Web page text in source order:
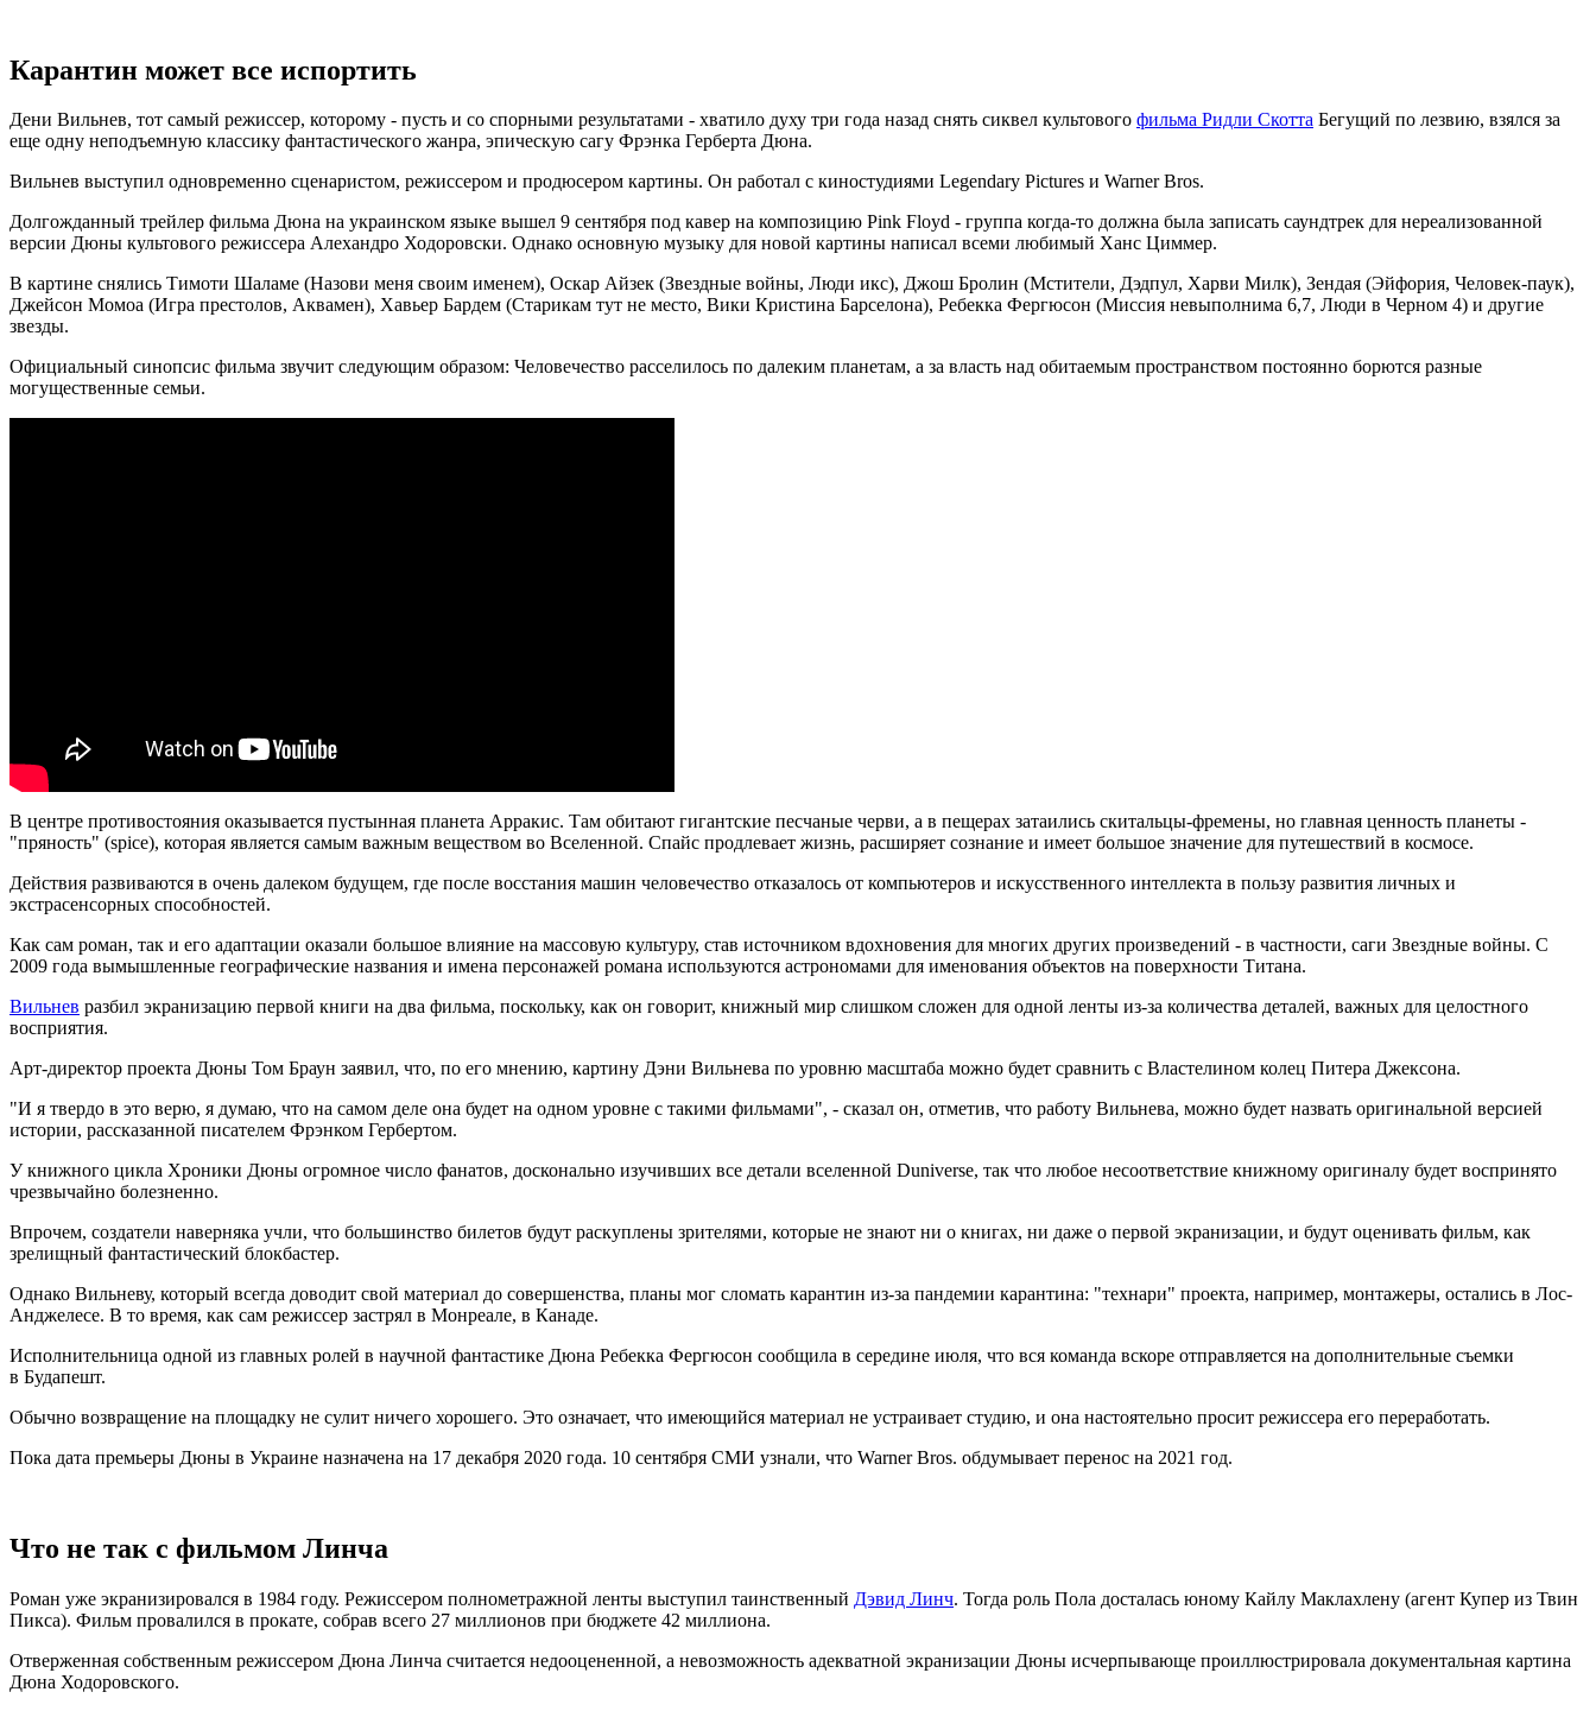
Карантин может все испортить
Дени Вильнев, тот самый режиссер, которому - пусть и со спорными результатами - хватило духу три года назад снять сиквел культового фильма Ридли Скотта Бегущий по лезвию, взялся за
еще одну неподъемную классику фантастического жанра, эпическую сагу Фрэнка Герберта Дюна.
Вильнев выступил одновременно сценаристом, режиссером и продюсером картины. Он работал с киностудиями Legendary Pictures и Warner Bros.
Долгожданный трейлер фильма Дюна на украинском языке вышел 9 сентября под кавер на композицию Pink Floyd - группа когда-то должна была записать саундтрек для нереализованной
версии Дюны культового режиссера Алехандро Ходоровски. Однако основную музыку для новой картины написал всеми любимый Ханс Циммер.
В картине снялись Тимоти Шаламе (Назови меня своим именем), Оскар Айзек (Звездные войны, Люди икс), Джош Бролин (Мстители, Дэдпул, Харви Милк), Зендая (Эйфория, Человек-паук),
Джейсон Момоа (Игра престолов, Аквамен), Хавьер Бардем (Старикам тут не место, Вики Кристина Барселона), Ребекка Фергюсон (Миссия невыполнима 6,7, Люди в Черном 4) и другие
звезды.
Официальный синопсис фильма звучит следующим образом: Человечество расселилось по далеким планетам, а за власть над обитаемым пространством постоянно борются разные
могущественные семьи.
В центре противостояния оказывается пустынная планета Арракис. Там обитают гигантские песчаные черви, а в пещерах затаились скитальцы-фремены, но главная ценность планеты -
"пряность" (spice), которая является самым важным веществом во Вселенной. Спайс продлевает жизнь, расширяет сознание и имеет большое значение для путешествий в космосе.
Действия развиваются в очень далеком будущем, где после восстания машин человечество отказалось от компьютеров и искусственного интеллекта в пользу развития личных и
экстрасенсорных способностей.
Как сам роман, так и его адаптации оказали большое влияние на массовую культуру, став источником вдохновения для многих других произведений - в частности, саги Звездные войны. C
2009 года вымышленные географические названия и имена персонажей романа используются астрономами для именования объектов на поверхности Титана.
Вильнев разбил экранизацию первой книги на два фильма, поскольку, как он говорит, книжный мир слишком сложен для одной ленты из-за количества деталей, важных для целостного
восприятия.
Арт-директор проекта Дюны Том Браун заявил, что, по его мнению, картину Дэни Вильнева по уровню масштаба можно будет сравнить с Властелином колец Питера Джексона.
"И я твердо в это верю, я думаю, что на самом деле она будет на одном уровне с такими фильмами", - сказал он, отметив, что работу Вильнева, можно будет назвать оригинальной версией
истории, рассказанной писателем Фрэнком Гербертом.
У книжного цикла Хроники Дюны огромное число фанатов, досконально изучивших все детали вселенной Duniverse, так что любое несоответствие книжному оригиналу будет воспринято
чрезвычайно болезненно.
Впрочем, создатели наверняка учли, что большинство билетов будут раскуплены зрителями, которые не знают ни о книгах, ни даже о первой экранизации, и будут оценивать фильм, как
зрелищный фантастический блокбастер.
Однако Вильневу, который всегда доводит свой материал до совершенства, планы мог сломать карантин из-за пандемии карантина: "технари" проекта, например, монтажеры, остались в Лос-
Анджелесе. В то время, как сам режиссер застрял в Монреале, в Канаде.
Исполнительница одной из главных ролей в научной фантастике Дюна Ребекка Фергюсон сообщила в середине июля, что вся команда вскоре отправляется на дополнительные съемки
в Будапешт.
Обычно возвращение на площадку не сулит ничего хорошего. Это означает, что имеющийся материал не устраивает студию, и она настоятельно просит режиссера его переработать.
Пока дата премьеры Дюны в Украине назначена на 17 декабря 2020 года. 10 сентября СМИ узнали, что Warner Bros. обдумывает перенос на 2021 год.
Что не так с фильмом Линча
Роман уже экранизировался в 1984 году. Режиссером полнометражной ленты выступил таинственный Дэвид Линч. Тогда роль Пола досталась юному Кайлу Маклахлену (агент Купер из Твин
Пикса). Фильм провалился в прокате, собрав всего 27 миллионов при бюджете 42 миллиона.
Отверженная собственным режиссером Дюна Линча считается недооцененной, а невозможность адекватной экранизации Дюны исчерпывающе проиллюстрировала документальная картина
Дюна Ходоровского.